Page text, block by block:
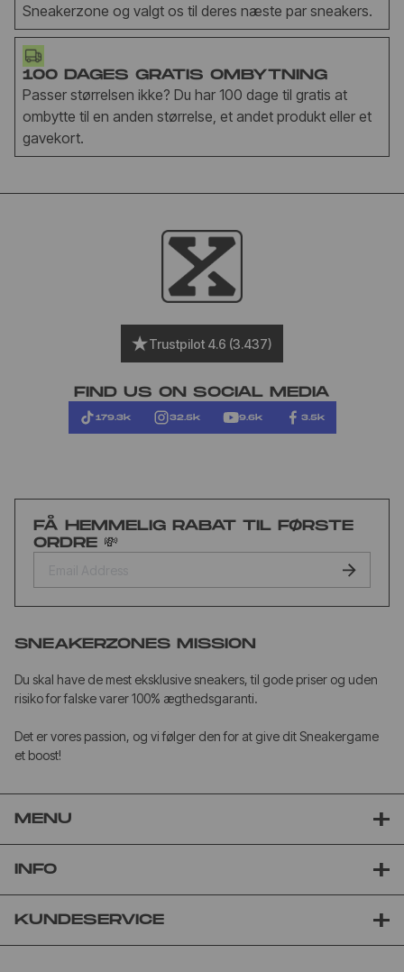
Sneakerzone og valgt os til deres næste par sneakers.
100 DAGES GRATIS OMBYTNING
Passer størrelsen ikke? Du har 100 dage til gratis at
ombytte til en anden størrelse, et andet produkt eller et
gavekort.
Trustpilot 4.6 (3.437)
FIND US ON SOCIAL MEDIA
179.3k 32.5k 9.6k 3.5k
FÅ HEMMELIG RABAT TIL FØRSTE
ORDRE 💸
SNEAKERZONES MISSION
Du skal have de mest eksklusive sneakers, til gode priser og uden
risiko for falske varer 100% ægthedsgaranti.
Det er vores passion, og vi følger den for at give dit Sneakergame
et boost!
MENU
INFO
KUNDESERVICE